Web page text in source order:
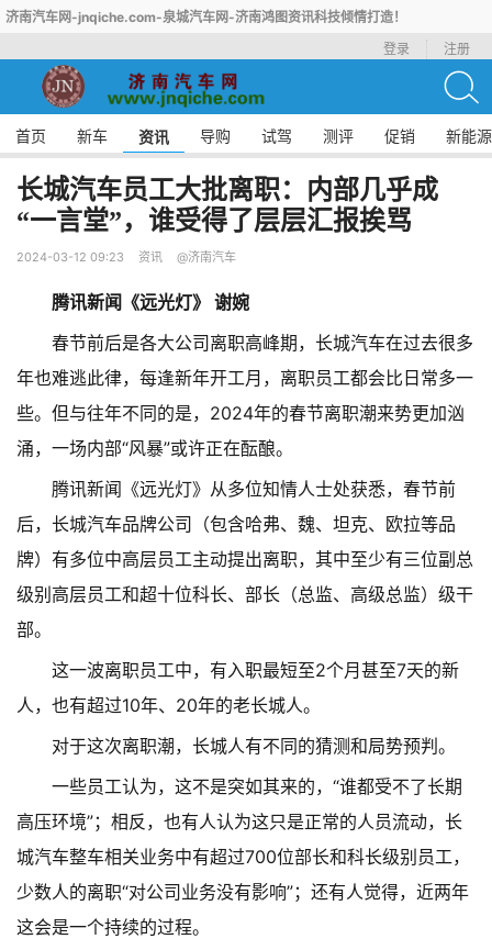
济南汽车网-jnqiche.com-泉城汽车网-济南鸿图资讯科技倾情打造！
登录
注册
首页 新车 资讯 导购 试驾 测评 促销 新能源
长城汽车员工大批离职：内部几乎成
“一言堂”，谁受得了层层汇报挨骂
2024-03-12 09:23 资讯 @济南汽车
腾讯新闻《远光灯》 谢婉
春节前后是各大公司离职高峰期，长城汽车在过去很多
年也难逃此律，每逢新年开工月，离职员工都会比日常多一
些。但与往年不同的是，2024年的春节离职潮来势更加汹
涌，一场内部“风暴”或许正在酝酿。
腾讯新闻《远光灯》从多位知情人士处获悉，春节前
后，长城汽车品牌公司（包含哈弗、魏、坦克、欧拉等品
牌）有多位中高层员工主动提出离职，其中至少有三位副总
级别高层员工和超十位科长、部长（总监、高级总监）级干
部。
这一波离职员工中，有入职最短至2个月甚至7天的新
人，也有超过10年、20年的老长城人。
对于这次离职潮，长城人有不同的猜测和局势预判。
一些员工认为，这不是突如其来的，“谁都受不了长期
高压环境”；相反，也有人认为这只是正常的人员流动，长
城汽车整车相关业务中有超过700位部长和科长级别员工，
少数人的离职“对公司业务没有影响”；还有人觉得，近两年
这会是一个持续的过程。